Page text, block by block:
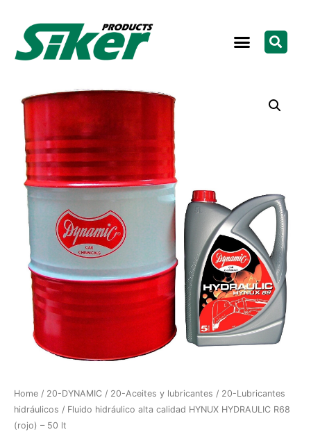
Home / 20-DYNAMIC / 20-Aceites y lubricantes / 20-Lubricantes
hidráulicos / Fluido hidráulico alta calidad HYNUX HYDRAULIC R68
(rojo) – 50 lt